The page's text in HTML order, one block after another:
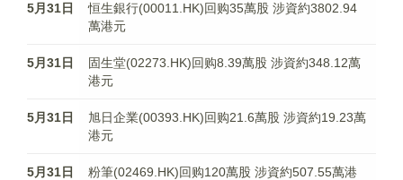
5月31日
恒生銀行(00011.HK)回购35萬股 涉資約3802.94
萬港元
5月31日
固生堂(02273.HK)回购8.39萬股 涉資約348.12萬
港元
5月31日
旭日企業(00393.HK)回购21.6萬股 涉資約19.23萬
港元
5月31日
粉筆(02469.HK)回购120萬股 涉資約507.55萬港